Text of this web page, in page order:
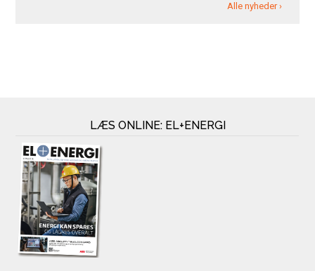
Alle nyheder ›
LÆS ONLINE: EL+ENERGI